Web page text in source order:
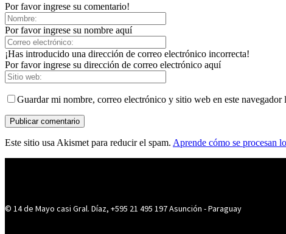
Por favor ingrese su comentario!
Por favor ingrese su nombre aquí
¡Has introducido una dirección de correo electrónico incorrecta!
Por favor ingrese su dirección de correo electrónico aquí
Guardar mi nombre, correo electrónico y sitio web en este navegador
Este sitio usa Akismet para reducir el spam. Aprende cómo se procesan
© 14 de Mayo casi Gral. Díaz, +595 21 495 197 Asunción - Paraguay